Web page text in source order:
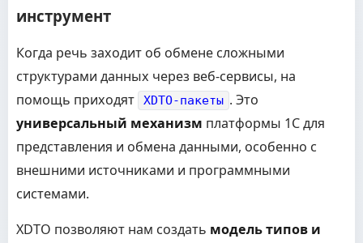
инструмент
Когда речь заходит об обмене сложными
структурами данных через веб-сервисы, на
помощь приходят
XDTO-пакеты . Это
универсальный механизм платформы 1С для
представления и обмена данными, особенно с
внешними источниками и программными
системами.
XDTO позволяют нам создать модель типов и